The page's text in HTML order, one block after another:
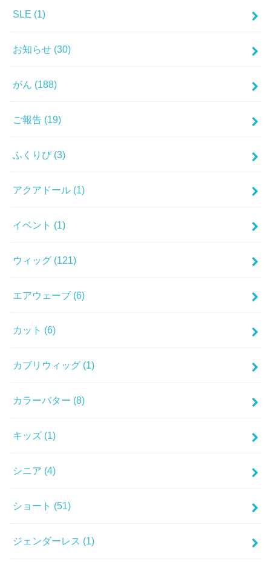
SLE (1)
お知らせ (30)
がん (188)
ご報告 (19)
ふくりび (3)
アクアドール (1)
イベント (1)
ウィッグ (121)
エアウェーブ (6)
カット (6)
カブリウィッグ (1)
カラーバター (8)
キッズ (1)
シニア (4)
ショート (51)
ジェンダーレス (1)